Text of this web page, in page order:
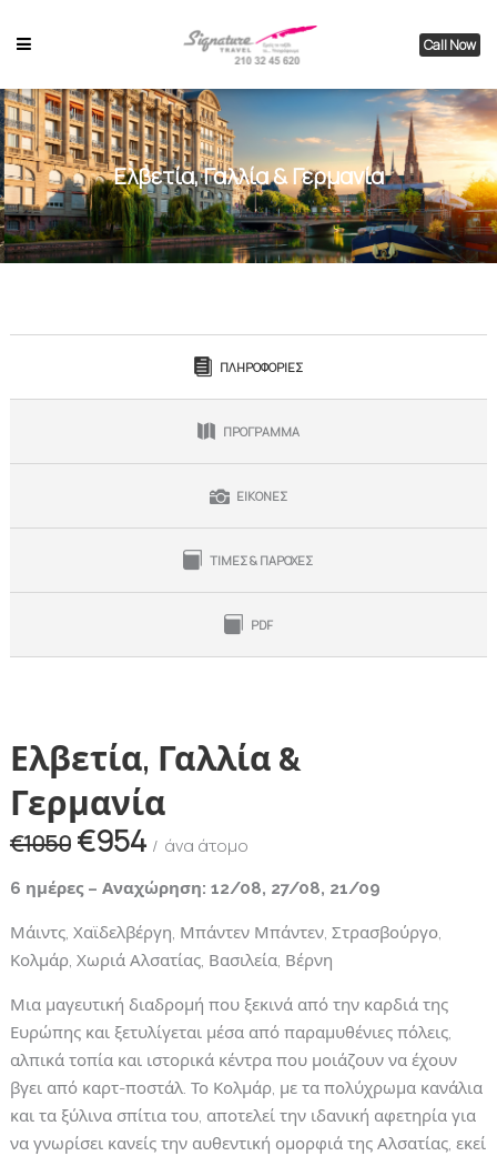
Call Now
Ελβετία, Γαλλία & Γερμανία
ΠΛΗΡΟΦΟΡΙΕΣ
ΠΡΟΓΡΑΜΜΑ
ΕΙΚΟΝΕΣ
ΤΙΜΕΣ & ΠΑΡΟΧΕΣ
PDF
Ελβετία, Γαλλία &
Γερμανία
€1050 €954 άνα άτομο
6 ημέρες – Αναχώρηση: 12/08, 27/08, 21/09
Μάιντς, Χαϊδελβέργη, Μπάντεν Μπάντεν, Στρασβούργο,
Κολμάρ, Χωριά Αλσατίας, Βασιλεία, Βέρνη
Μια μαγευτική διαδρομή που ξεκινά από την καρδιά της
Ευρώπης και ξετυλίγεται μέσα από παραμυθένιες πόλεις,
αλπικά τοπία και ιστορικά κέντρα που μοιάζουν να έχουν
βγει από καρτ-ποστάλ. Το Κολμάρ, με τα πολύχρωμα κανάλια
και τα ξύλινα σπίτια του, αποτελεί την ιδανική αφετηρία για
να γνωρίσει κανείς την αυθεντική ομορφιά της Αλσατίας, εκεί